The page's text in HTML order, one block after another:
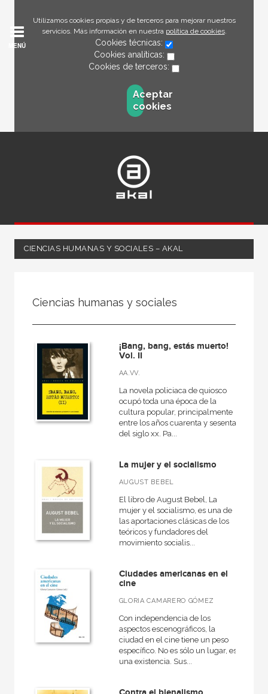
Utilizamos cookies propias y de terceros para mejorar nuestros
servicios. Más información en nuestra política de cookies.
Cookies técnicas:
Cookies analíticas:
Cookies de terceros:
Aceptar
cookies
MENÚ
CIENCIAS HUMANAS Y SOCIALES – AKAL
Ciencias humanas y sociales
MATERIAS
Cine
Psicología
Pedagogía
Comunicación
Geografía
Religión
VER TODAS... (18)
NUESTRAS COLECCIONES
Ciencias humanas y sociales
¡Bang, bang, estás muerto!
Vol. II
AA.VV.
La novela policiaca de quiosco
ocupó toda una época de la
cultura popular, principalmente
entre los años cuarenta y sesenta
del siglo xx. Pa...
La mujer y el socialismo
AUGUST BEBEL
El libro de August Bebel, La
mujer y el socialismo, es una de
las aportaciones clásicas de los
teóricos y fundadores del
movimiento socialis...
Ciudades americanas en el
cine
GLORIA CAMARERO GÓMEZ
Con independencia de los
aspectos escenográficos, la
ciudad en el cine tiene un peso
específico. No es sólo un lugar, es
una existencia. Sus...